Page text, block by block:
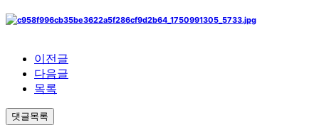
이전글
다음글
목록
댓글목록